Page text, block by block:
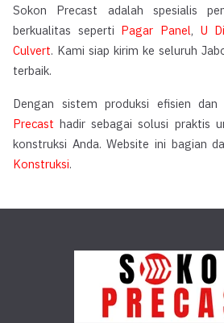
Sokon Precast adalah spesialis
berkualitas seperti Pagar Panel, U
Culvert. Kami siap kirim ke seluruh
terbaik.
Dengan sistem produksi efisien dan
Precast hadir sebagai solusi praktis
konstruksi Anda. Website ini bagian
Konstruksi.